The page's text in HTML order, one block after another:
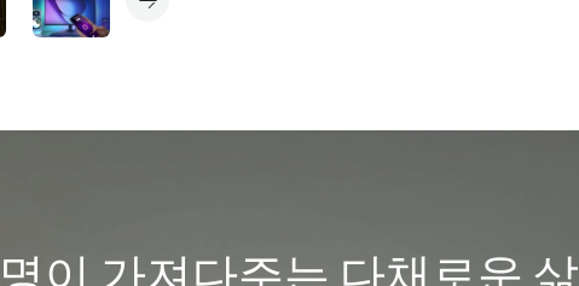
이 가져다주는 다채로운 삶